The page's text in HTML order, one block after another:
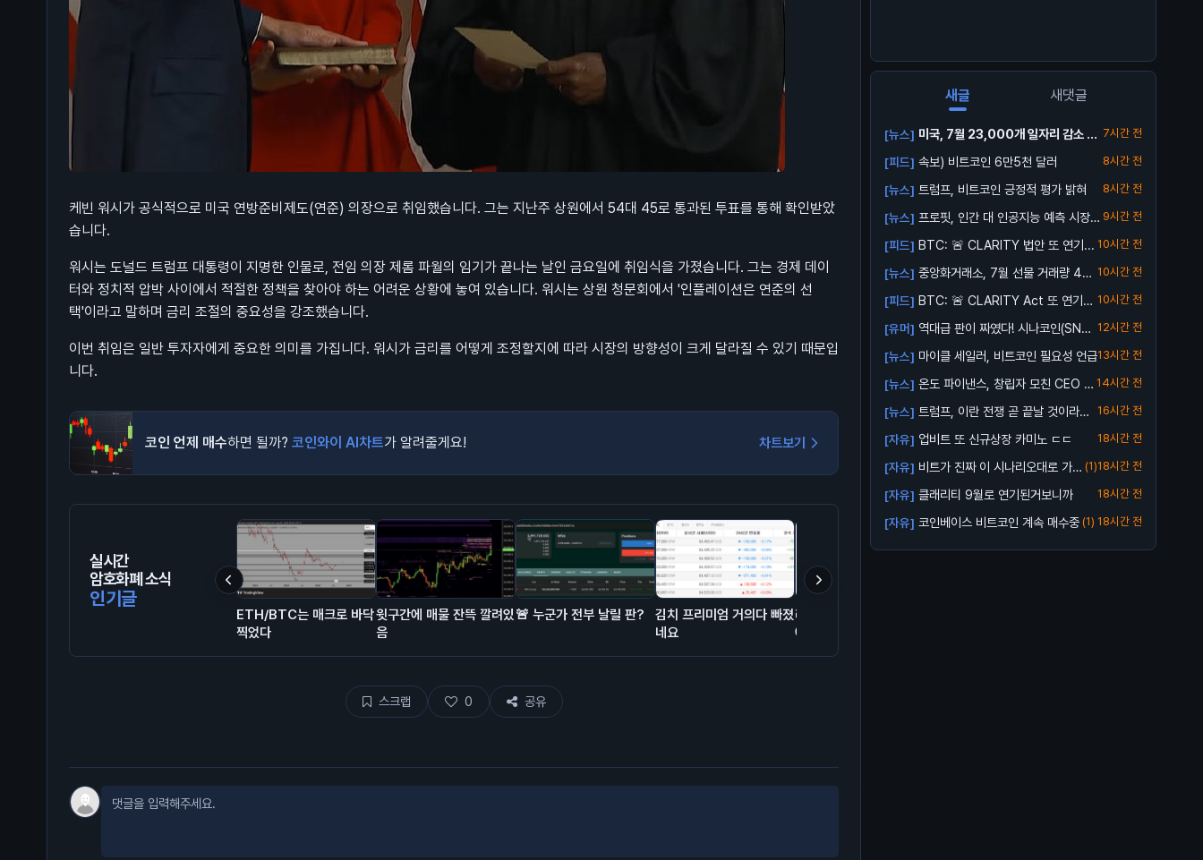
케빈 워시가 공식적으로 미국 연방준비제도(연준) 의장으로 취임했습니다. 그는 지난주 상원에서 54대 45로 통과된 투표를 통해 확인받았
습니다.
워시는 도널드 트럼프 대통령이 지명한 인물로, 전임 의장 제롬 파월의 임기가 끝나는 날인 금요일에 취임식을 가졌습니다. 그는 경제 데이
터와 정치적 압박 사이에서 적절한 정책을 찾아야 하는 어려운 상황에 놓여 있습니다. 워시는 상원 청문회에서 '인플레이션은 연준의 선
택'이라고 말하며 금리 조절의 중요성을 강조했습니다.
이번 취임은 일반 투자자에게 중요한 의미를 가집니다. 워시가 금리를 어떻게 조정할지에 따라 시장의 방향성이 크게 달라질 수 있기 때문입
니다.
코인 언제 매수하면 될까? 코인와이 AI차트가 알려줄게요! 차트보기
실시간
암호화폐 소식
인기글
ETH/BTC는 매크로 바닥
찍었다
윗구간에 매물 잔뜩 깔려있
음
🚨 누군가 전부 날릴 판?
김치 프리미엄 거의다 빠졌
네요
라이트코인(LTC)는 향후
에 어떻게 될거같음?
스크랩 0 공유
새글 새댓글
[뉴스] 미국, 7월 23,000개 일자리 감소 발 7시간 전
[피드] 속보) 비트코인 6만5천 달러 8시간 전
[뉴스] 트럼프, 비트코인 긍정적 평가 밝혀 8시간 전
[뉴스] 프로핏, 인간 대 인공지능 예측 시장
9시간 전
[피드] BTC: 🚨 CLARITY 법안 또 연기... 10시간 전
[뉴스] 중앙화거래소, 7월 선물 거래량 4조 10시간 전
[피드] BTC: 🚨 CLARITY Act 또 연기… 10시간 전
[유머] 역대급 판이 짜였다! 시나코인(SNA)
업비트...
12시간 전
[뉴스] 마이클 세일러, 비트코인 필요성 언급13시간 전
[뉴스] 온도 파이낸스, 창립자 모친 CEO 해
임 소송...
14시간 전
[뉴스] 트럼프, 이란 전쟁 곧 끝날 것이라고
전망
16시간 전
[자유] 업비트 또 신규상장 카미노 ㄷㄷ 18시간 전
[자유] 비트가 진짜 이 시나리오대로 가
줄까?
(1)18시간 전
[자유] 클래리티 9월로 연기된거보니까 18시간 전
[자유] 코인베이스 비트코인 계속 매수중 (1) 18시간 전